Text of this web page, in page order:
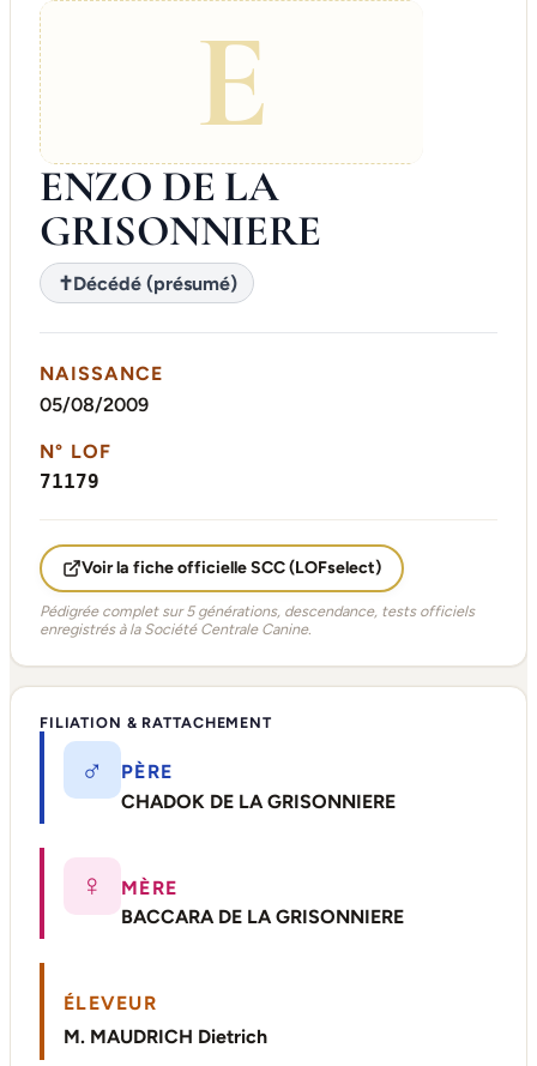
E
ENZO DE LA
GRISONNIERE
✝Décédé (présumé)
NAISSANCE
05/08/2009
N° LOF
71179
Voir la fiche officielle SCC (LOFselect)
Pédigrée complet sur 5 générations, descendance, tests officiels
enregistrés à la Société Centrale Canine.
FILIATION & RATTACHEMENT
♂
PÈRE
CHADOK DE LA GRISONNIERE
♀
MÈRE
BACCARA DE LA GRISONNIERE
ÉLEVEUR
M. MAUDRICH Dietrich